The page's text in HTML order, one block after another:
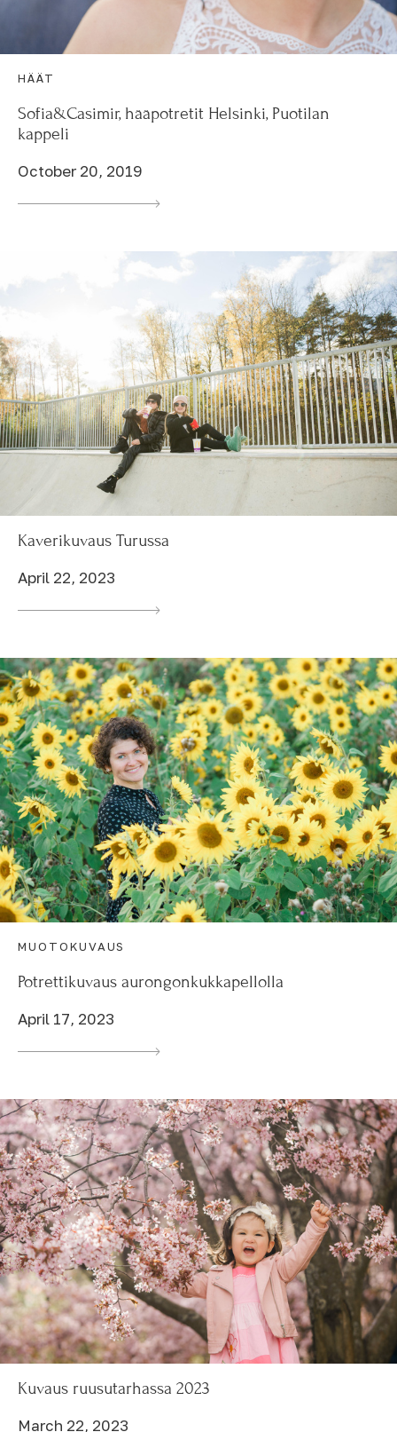
HÄÄT
Sofia&Casimir, hääpotretit Helsinki, Puotilan
kappeli
October 20, 2019
Kaverikuvaus Turussa
April 22, 2023
MUOTOKUVAUS
Potrettikuvaus aurongonkukkapellolla
April 17, 2023
Kuvaus ruusutarhassa 2023
March 22, 2023